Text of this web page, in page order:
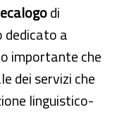
di
dedicato a
importante che
dei servizi che
linguistico-